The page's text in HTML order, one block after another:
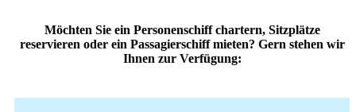
Möchten Sie ein Personenschiff chartern, Sitzplätze
reservieren oder ein Passagierschiff mieten? Gern stehen wir
Ihnen zur Verfügung: